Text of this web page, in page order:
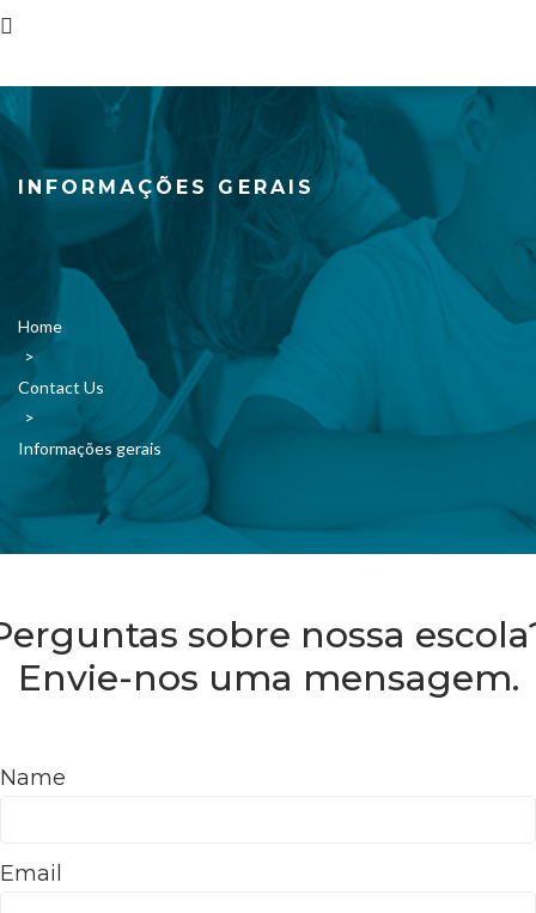
INFORMAÇÕES GERAIS
Home
>
Contact Us
>
Informações gerais
sobre nossa
Envie-nos uma mensagem.
Name
Email